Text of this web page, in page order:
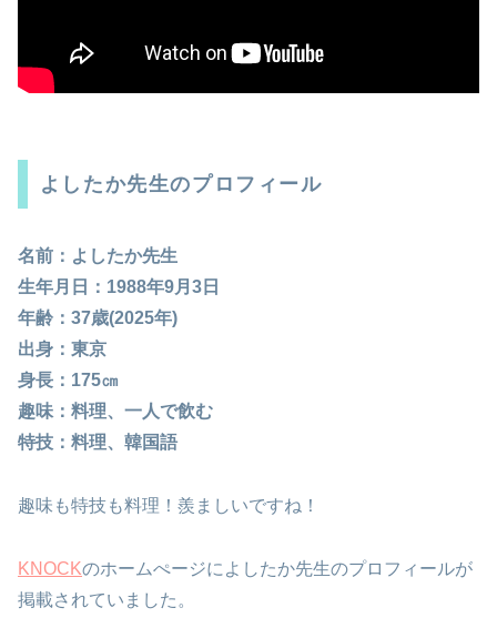
よしたか先生のプロフィール
名前：よしたか先生
生年月日：1988年9月3日
年齢：37歳(2025年)
出身：東京
身長：175㎝
趣味：料理、一人で飲む
特技：料理、韓国語
趣味も特技も料理！羨ましいですね！
KNOCKのホームぺージによしたか先生のプロフィールが
掲載されていました。